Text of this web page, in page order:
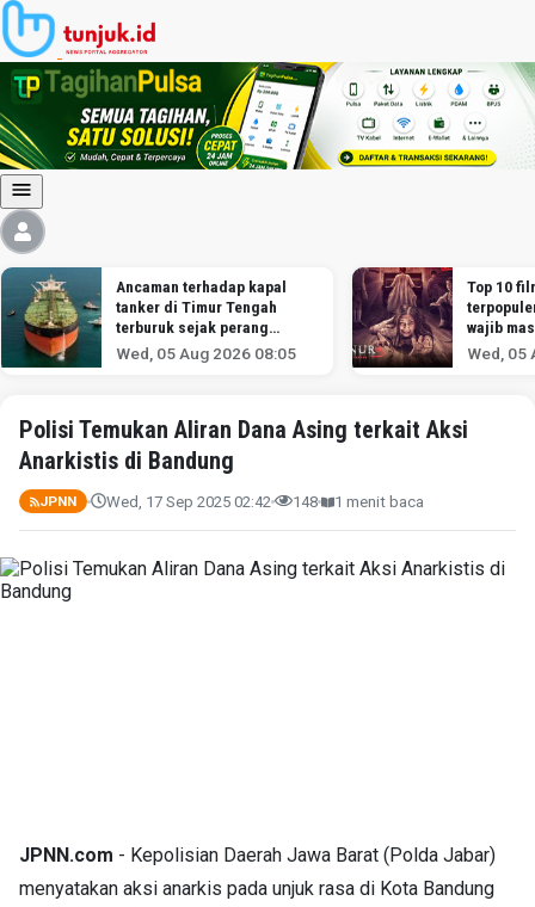
Ancaman terhadap kapal
tanker di Timur Tengah
terburuk sejak perang
melawan Iran dimulai,
menurut analis
Wed, 05 Aug 2026 08:05
Top 10
wajib
Wed, 05
Polisi Temukan Aliran Dana Asing terkait Aksi
Anarkistis di Bandung
JPNN Wed, 17 Sep 2025 02:42 148 1 menit baca
JPNN.com - Kepolisian Daerah Jawa Barat (Polda Jabar)
menyatakan aksi anarkis pada unjuk rasa di Kota Bandung